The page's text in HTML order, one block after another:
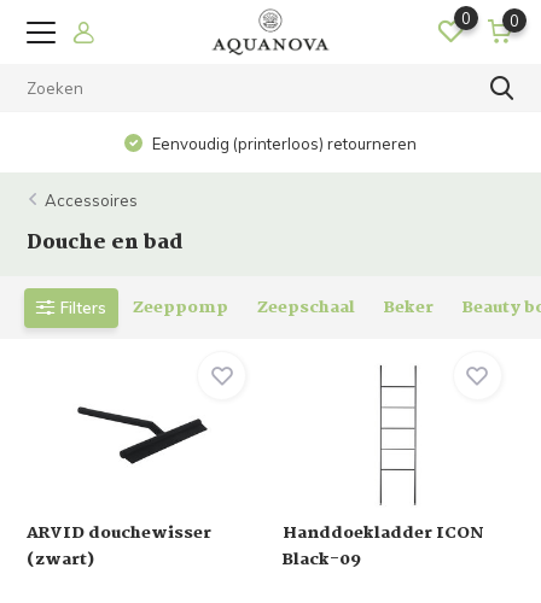
0 0
Eenvoudig (printerloos) retourneren
Accessoires
Douche en bad
Filters Zeeppomp Zeepschaal Beker Beauty
ARVID douchewisser
(zwart)
Handdoekladder ICON
Black-09